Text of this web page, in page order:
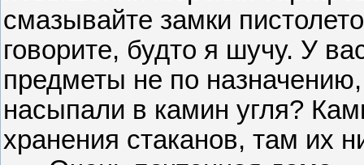
смазывайте замки
говорите, будто я шучу. У
предметы не по
насыпали в камин угля?
хранения стаканов, там их